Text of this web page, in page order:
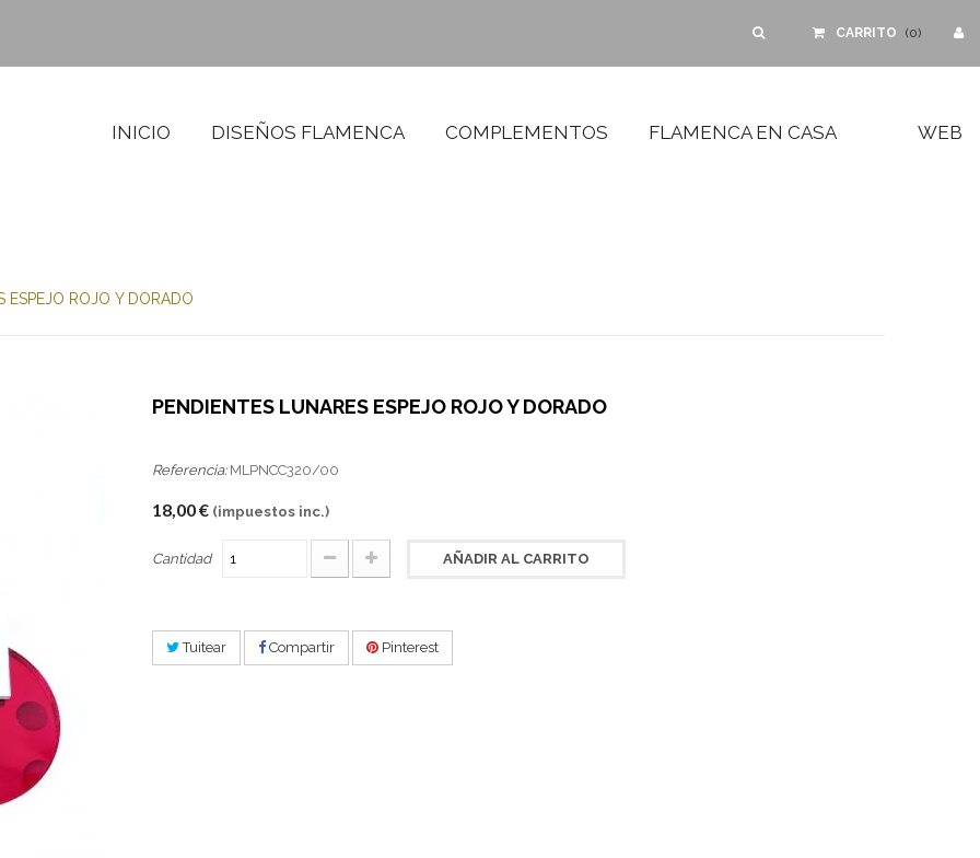
CARRITO (0)
INICIO DISEÑOS FLAMENCA COMPLEMENTOS FLAMENCA EN CASA WEB
ESPEJO ROJO Y DORADO
PENDIENTES LUNARES ESPEJO ROJO Y DORADO
Referencia: MLPNCC320/00
18,00 € (impuestos inc.)
Cantidad AÑADIR AL CARRITO
Tuitear Compartir Pinterest